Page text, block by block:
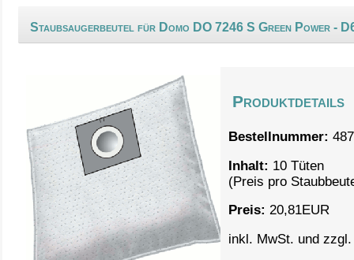
Staubsaugerbeutel für Domo DO 7246 S Green Power -
Produktdetails
Bestellnummer:
Inhalt: 10 Tüten
(Preis pro
Preis: 20,81EUR
inkl. MwSt. und